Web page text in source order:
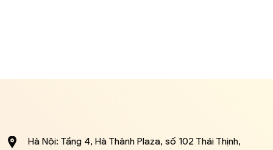
Hà Nội: Tầng 4, Hà Thành Plaza, số 102 Thái Thịnh,